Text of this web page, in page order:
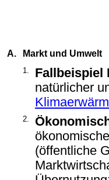
A. Markt und Umwelt
1.
Fallbeispiel
natürlicher
2.
(öffentliche